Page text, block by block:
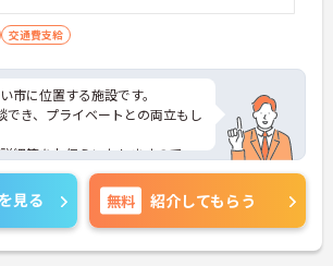
交通費支給
市に位置する施設です。
でき、プライベートとの両立もし
細等をお伝えいたしますので、
せください。
見る 無料 紹介してもらう